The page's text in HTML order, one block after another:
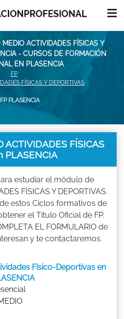
ACTIVIDADES FÍSICAS Y
- CURSOS DE FORMACIÓN
EN PLASENCIA
FP
FÍSICAS Y DEPORTIVAS
FP PLASENCIA
ACTIVIDADES FÍSICAS
PLASENCIA
estudiar el módulo de
FÍSICAS Y DEPORTIVAS.
estos Ciclos formativos de
el Título Oficial de FP.
EL FORMULARIO de
y te contactaremos.
Físico-Deportivas en